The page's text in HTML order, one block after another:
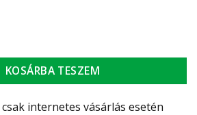
Tömítő 300ML (KÁLYHATÖMÍTŐ)
KOSÁRBA TESZEM
internetes vásárlás esetén